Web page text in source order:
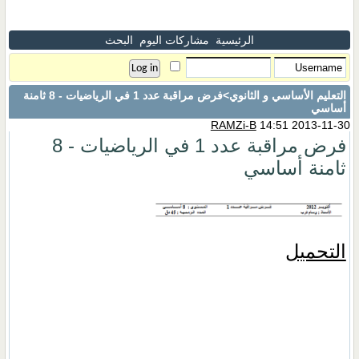
الرئيسية مشاركات اليوم البحث
التعليم الأساسي و الثانوي
>فرض مراقبة عدد 1 في الرياضيات - 8 ثامنة
أساسي
RAMZi-B14:51 2013-11-30
فرض مراقبة عدد 1 في الرياضيات - 8
ثامنة أساسي
التحميل